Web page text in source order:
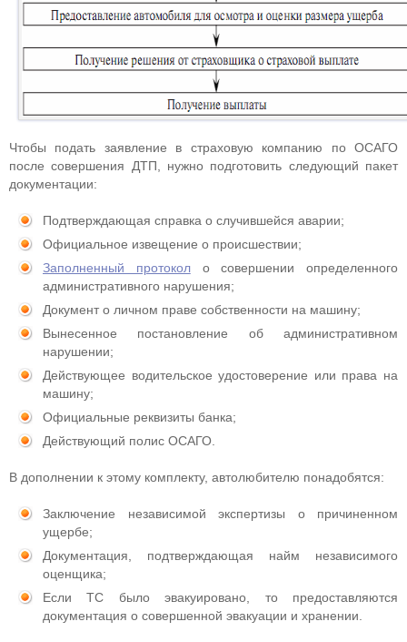
Чтобы подать заявление в страховую компанию по ОСАГО
после совершения ДТП, нужно подготовить следующий пакет
документации:
Подтверждающая справка о случившейся аварии;
Официальное извещение о происшествии;
Заполненный протоколо совершении определенного
административного нарушения;
Документ о личном праве собственности на машину;
Вынесенное постановление об административном
нарушении;
Действующее водительское удостоверение или права на
машину;
Официальные реквизиты банка;
Действующий полис ОСАГО.
В дополнении к этому комплекту, автолюбителю понадобятся:
Заключение независимой экспертизы о причиненном
ущербе;
Документация, подтверждающая найм независимого
оценщика;
Если ТС было эвакуировано, то предоставляются
документация о совершенной эвакуации и хранении.